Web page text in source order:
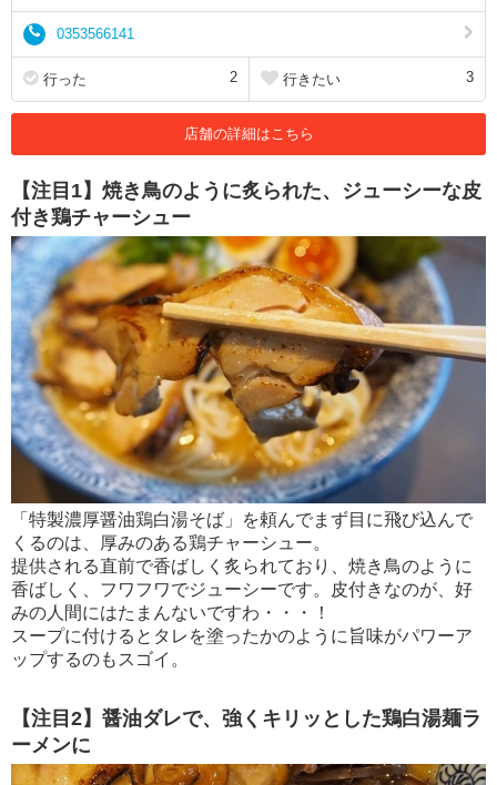
0353566141
行った 2 行きたい 3
店舗の詳細はこちら
【注目1】焼き鳥のように炙られた、ジューシーな皮
付き鶏チャーシュー
「特製濃厚醤油鶏白湯そば」を頼んでまず目に飛び込んで
くるのは、厚みのある鶏チャーシュー。
提供される直前で香ばしく炙られており、焼き鳥のように
香ばしく、フワフワでジューシーです。皮付きなのが、好
みの人間にはたまんないですわ・・・！
スープに付けるとタレを塗ったかのように旨味がパワーア
ップするのもスゴイ。
【注目2】醤油ダレで、強くキリッとした鶏白湯麺ラ
ーメンに